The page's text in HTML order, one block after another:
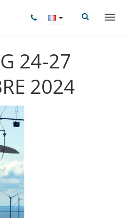
24-27
2024